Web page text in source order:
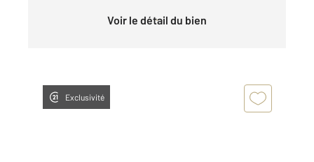
Voir le détail du bien
Exclusivité